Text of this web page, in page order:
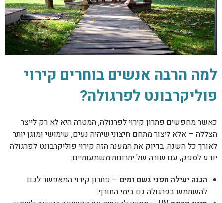
למה הרבה אנשים בוחרים קירוי
פוליקרבונט לפרגולה?
כאשר מחפשים פתרון קירוי לפרגולה, המטרה היא לא רק לייצר
הצללה – אלא ליצור מתחם חיצוני שיהיה נעים, שימושי ומוגן יותר
לאורך כל השנה. בדיוק את המענה הזה קירוי פוליקרבונט לפרגולה
יודע לספק, עם שורה של יתרונות משמעותיים:
הגנה יעילה מפני גשם ומים – פתרון קירוי המאפשר לכם
להשתמש בפרגולה גם בימי החורף.